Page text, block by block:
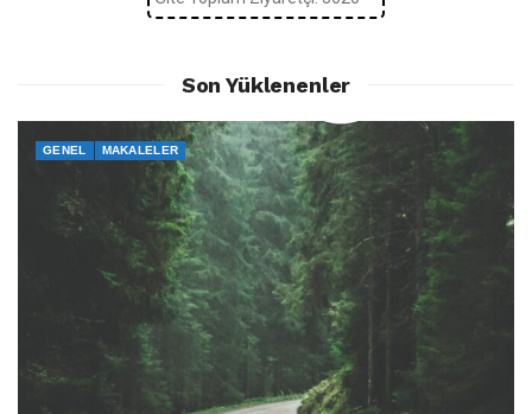
Son Yüklenenler
GENEL MAKALELER